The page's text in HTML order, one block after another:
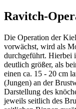
Ravitch-
Die Operation der
vorwächst, wird als
durchgeführt. Hierbei
deutlich größer, als
einen ca. 15 - 20 cm
(Jungen) an der
Darstellung des
jeweils seitlich des